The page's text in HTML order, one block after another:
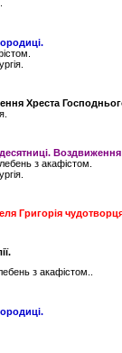
Хреста
Воздвиження
з акафістом.
Григорія
з акафістом..